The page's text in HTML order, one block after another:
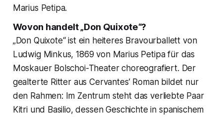
Marius Petipa.
Wovon handelt „Don Quixote“?
„Don Quixote“ ist ein heiteres Bravourballett von
Ludwig Minkus, 1869 von Marius Petipa für das
Moskauer Bolschoi-Theater choreografiert. Der
gealterte Ritter aus Cervantes’ Roman bildet nur
den Rahmen: Im Zentrum steht das verliebte Paar
Kitri und Basilio, dessen Geschichte in spanischem